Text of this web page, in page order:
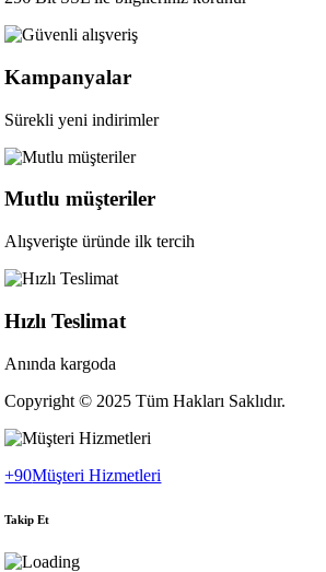
Kampanyalar
Sürekli yeni indirimler
Mutlu müşteriler
Alışverişte üründe ilk tercih
Hızlı Teslimat
Anında kargoda
Copyright © 2025 Tüm Hakları Saklıdır.
+90Müşteri Hizmetleri
Takip Et